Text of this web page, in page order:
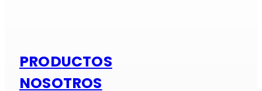
PRODUCTOS
NOSOTROS